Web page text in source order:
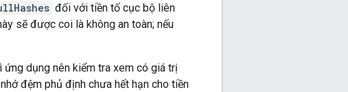
đối với tiền tố cục bộ liên
sẽ được coi là không an toàn; nếu
dụng nên kiểm tra xem có giá trị
đệm phủ định chưa hết hạn cho tiền